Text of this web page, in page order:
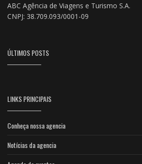
ABC Agência de Viagens e Turismo S.A.
CNPJ: 38.709.093/0001-09
ÚLTIMOS POSTS
LINKS PRINCIPAIS
Conheça nossa agencia
Notícias da agencia